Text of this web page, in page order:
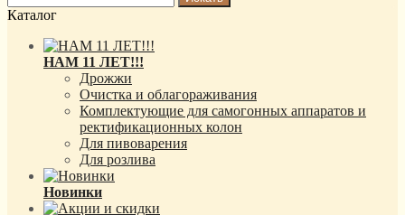
Каталог
НАМ 11 ЛЕТ!!!
Дрожжи
Очистка и облагораживания
Комплектующие для самогонных аппаратов и
ректификационных колон
Для пивоварения
Для розлива
Новинки